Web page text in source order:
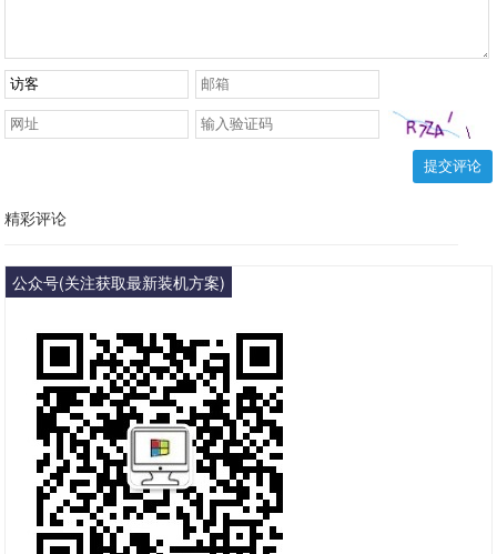
提交评论
精彩评论
公众号(关注获取最新装机方案)